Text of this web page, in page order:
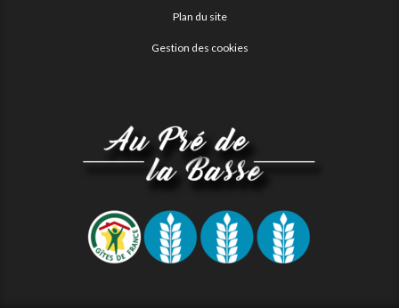
Plan du site
Gestion des cookies